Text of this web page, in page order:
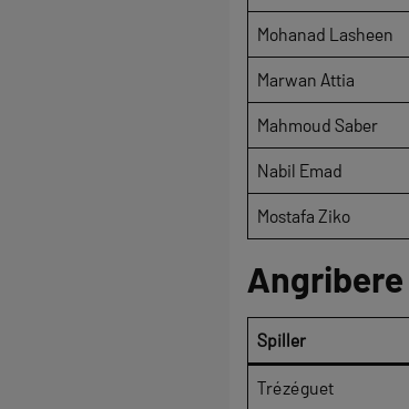
Mohanad Lasheen
Marwan Attia
Mahmoud Saber
Nabil Emad
Mostafa Ziko
Angribere
Spiller
Trézéguet